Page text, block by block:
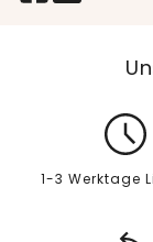
1-3 Werktage